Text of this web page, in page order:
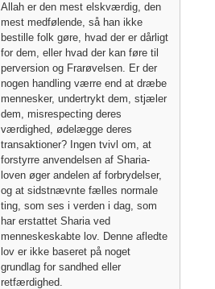
Allah er den mest elskværdig, den
mest medfølende, så han ikke
bestille folk gøre, hvad der er dårligt
for dem, eller hvad der kan føre til
perversion og Frarøvelsen. Er der
nogen handling værre end at dræbe
mennesker, undertrykt dem, stjæler
dem, misrespecting deres
værdighed, ødelægge deres
transaktioner? Ingen tvivl om, at
forstyrre anvendelsen af ​​Sharia-
loven øger andelen af ​​forbrydelser,
og at sidstnævnte fælles normale
ting, som ses i verden i dag, som
har erstattet Sharia ved
menneskeskabte lov. Denne afledte
lov er ikke baseret på noget
grundlag for sandhed eller
retfærdighed.